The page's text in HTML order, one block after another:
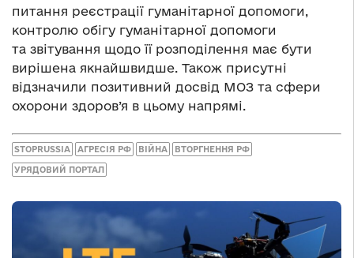
питання реєстрації гуманітарної допомоги,
контролю обігу гуманітарної допомоги
та звітування щодо її розподілення має бути
вирішена якнайшвидше. Також присутні
відзначили позитивний досвід МОЗ та сфери
охорони здоров’я в цьому напрямі.
STOPRUSSIA АГРЕСІЯ РФ ВІЙНА ВТОРГНЕННЯ РФ
УРЯДОВИЙ ПОРТАЛ